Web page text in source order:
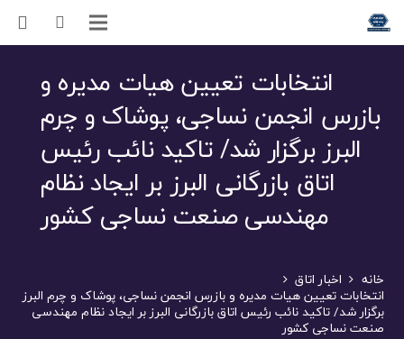
انتخابات تعیین هیات مدیره و
بازرس انجمن نساجی، پوشاک و چرم
البرز برگزار شد/ تاکید نائب رئیس
اتاق بازرگانی البرز بر ایجاد نظام
مهندسی صنعت نساجی کشور
خانه اخبار اتاق
انتخابات تعیین هیات مدیره و بازرس انجمن نساجی، پوشاک و چرم البرز
برگزار شد/ تاکید نائب رئیس اتاق بازرگانی البرز بر ایجاد نظام مهندسی
صنعت نساجی کشور